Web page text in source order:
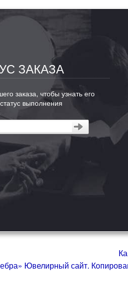
ЗАКАЗА
заказа, чтобы узнать его
выполнения
Ювелирный сайт.